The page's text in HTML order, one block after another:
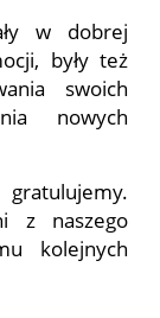
w dobrej
były też
swoich
nowych
z naszego
kolejnych